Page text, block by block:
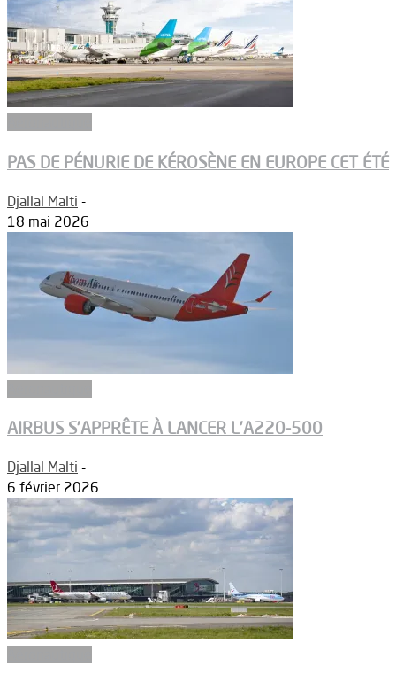
PAS DE PÉNURIE DE KÉROSÈNE EN EUROPE CET ÉTÉ
Djallal Malti -
18 mai 2026
AIRBUS S’APPRÊTE À LANCER L’A220-500
Djallal Malti -
6 février 2026